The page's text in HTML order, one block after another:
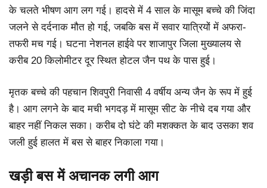
के चलते भीषण आग लग गई। हादसे में 4 साल के मासूम बच्चे की जिंदा
जलने से दर्दनाक मौत हो गई, जबकि बस में सवार यात्रियों में अफरा-
तफरी मच गई। घटना नेशनल हाईवे पर शाजापुर जिला मुख्यालय से
करीब 20 किलोमीटर दूर स्थित होटल जैन पथ के पास हुई।
मृतक बच्चे की पहचान शिवपुरी निवासी 4 वर्षीय अन्य जैन के रूप में हुई
है। आग लगने के बाद मची भगदड़ में मासूम सीट के नीचे दब गया और
बाहर नहीं निकल सका। करीब दो घंटे की मशक्कत के बाद उसका शव
जली हुई हालत में बस से बाहर निकाला गया।
खड़ी बस में अचानक लगी आग